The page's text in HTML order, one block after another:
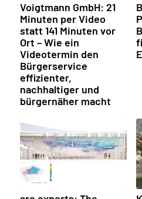
Voigtmann GmbH: 21
Minuten per Video
statt 141 Minuten vor
Ort – Wie ein
Videotermin den
Bürgerservice
effizienter,
nachhaltiger und
bürgernäher macht
SOFTWARE EXPERTS